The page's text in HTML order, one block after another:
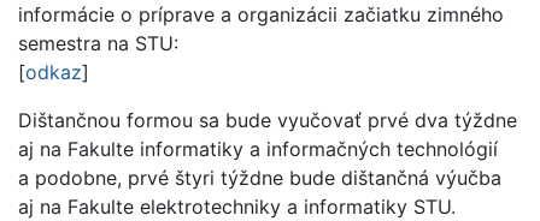
informácie o príprave a organizácii začiatku zimného
semestra na STU:
[odkaz]
Dištančnou formou sa bude vyučovať prvé dva týždne
aj na Fakulte informatiky a informačných technológií
a podobne, prvé štyri týždne bude dištančná výučba
aj na Fakulte elektrotechniky a informatiky STU.